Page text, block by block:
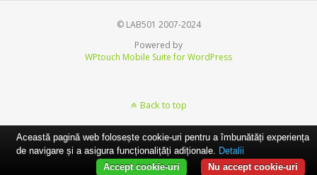
© LAB501 2007-2024
Powered by
WPtouch Mobile Suite for WordPress
Back to top
Această pagină web folosește cookie-uri pentru a îmbunătăți experiența
de navigare și a asigura funcționalițăți adiționale. Detalii
Nu accept cookie-uri
Accept cookie-uri